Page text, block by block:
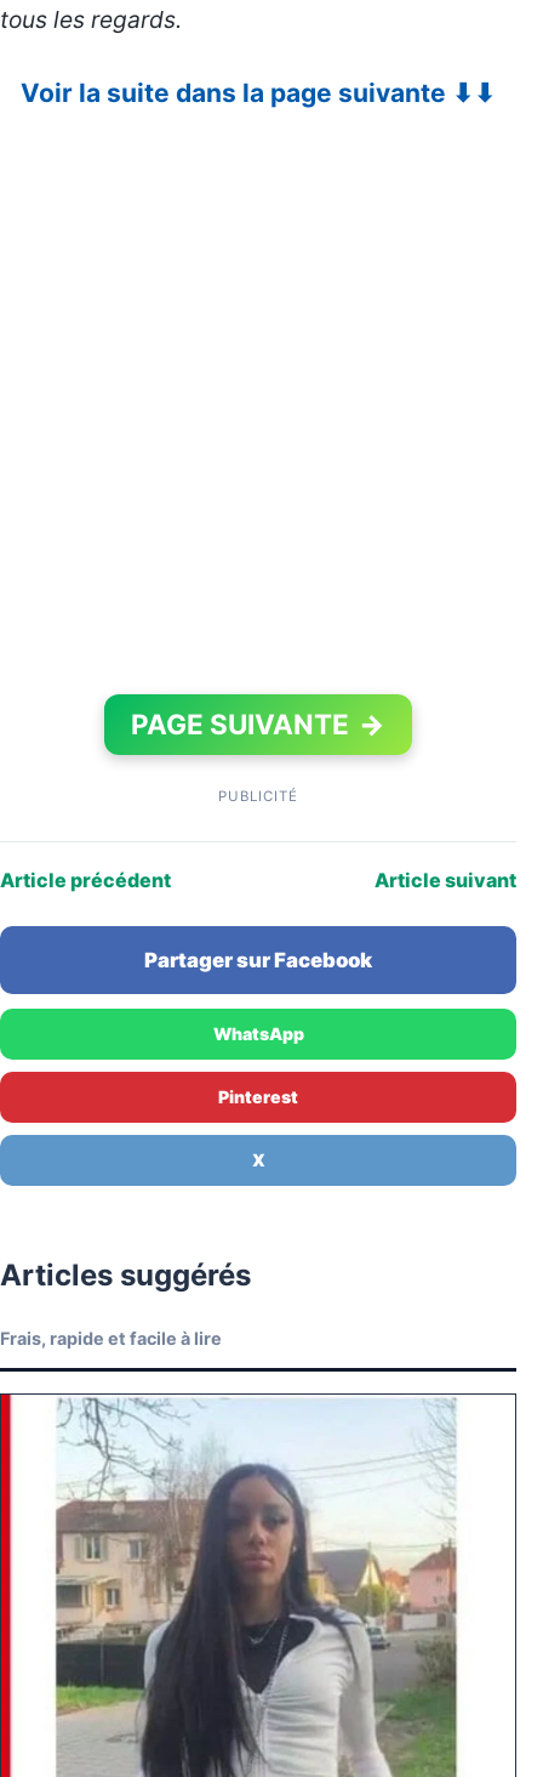
tous les regards.
Voir la suite dans la page suivante ⬇⬇
PAGE SUIVANTE →
PUBLICITÉ
Article précédent Article suivant
Partager sur Facebook
WhatsApp
Pinterest
X
Articles suggérés
Frais, rapide et facile à lire